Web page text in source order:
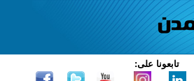
تابعونا على: